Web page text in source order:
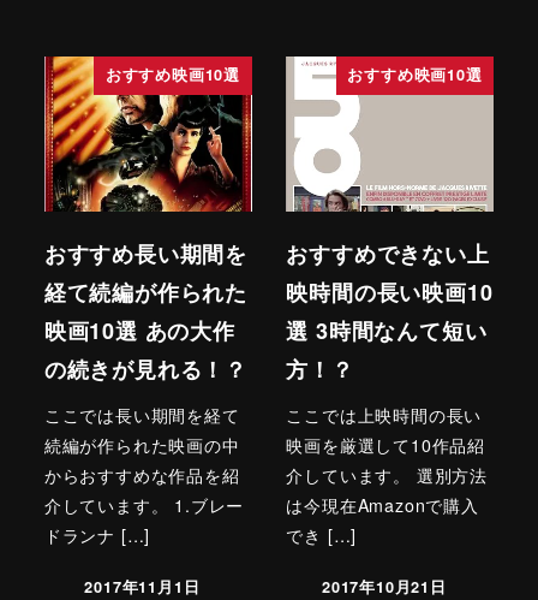
おすすめ映画10選
おすすめ長い期間を
経て続編が作られた
映画10選 あの大作
の続きが見れる！？
ここでは長い期間を経て
続編が作られた映画の中
からおすすめな作品を紹
介しています。 1.ブレー
ドランナ […]
2017年11月1日
おすすめ映画10選
おすすめできない上
映時間の長い映画10
選 3時間なんて短い
方！？
ここでは上映時間の長い
映画を厳選して10作品紹
介しています。 選別方法
は今現在Amazonで購入
でき […]
2017年10月21日